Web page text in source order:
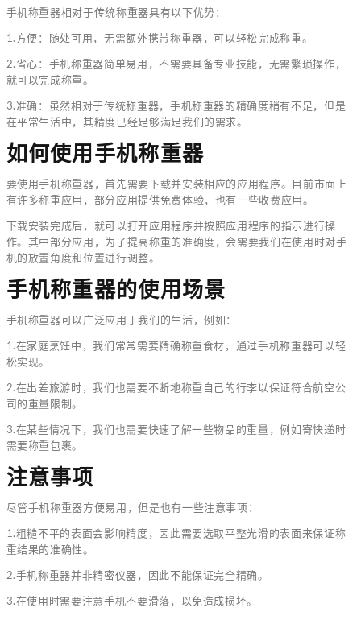
手机称重器相对于传统称重器具有以下优势：
1.方便：随处可用，无需额外携带称重器，可以轻松完成称重。
2.省心：手机称重器简单易用，不需要具备专业技能，无需繁琐操作，
就可以完成称重。
3.准确：虽然相对于传统称重器，手机称重器的精确度稍有不足，但是
在平常生活中，其精度已经足够满足我们的需求。
如何使用手机称重器
要使用手机称重器，首先需要下载并安装相应的应用程序。目前市面上
有许多称重应用，部分应用提供免费体验，也有一些收费应用。
下载安装完成后，就可以打开应用程序并按照应用程序的指示进行操
作。其中部分应用，为了提高称重的准确度，会需要我们在使用时对手
机的放置角度和位置进行调整。
手机称重器的使用场景
手机称重器可以广泛应用于我们的生活，例如：
1.在家庭烹饪中，我们常常需要精确称重食材，通过手机称重器可以轻
松实现。
2.在出差旅游时，我们也需要不断地称重自己的行李以保证符合航空公
司的重量限制。
3.在某些情况下，我们也需要快速了解一些物品的重量，例如寄快递时
需要称重包裹。
注意事项
尽管手机称重器方便易用，但是也有一些注意事项：
1.粗糙不平的表面会影响精度，因此需要选取平整光滑的表面来保证称
重结果的准确性。
2.手机称重器并非精密仪器，因此不能保证完全精确。
3.在使用时需要注意手机不要滑落，以免造成损坏。